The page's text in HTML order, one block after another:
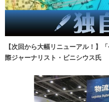
【次回から大幅リニューアル！
際ジャーナリスト・ビニシウス氏